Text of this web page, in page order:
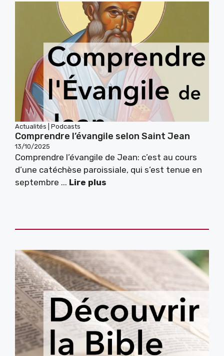
Actualités Podcasts
Comprendre l’évangile selon Saint Jean
13/10/2025
Comprendre l’évangile de Jean: c’est au cours
d’une catéchèse paroissiale, qui s’est tenue en
septembre ... Lire plus